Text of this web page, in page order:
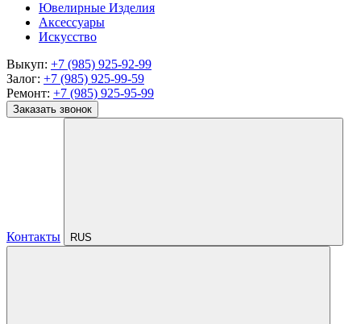
Ювелирные Изделия
Аксессуары
Искусство
Выкуп: +7 (985) 925-92-99
Залог: +7 (985) 925-99-59
Ремонт: +7 (985) 925-95-99
Заказать звонок
Контакты RUS